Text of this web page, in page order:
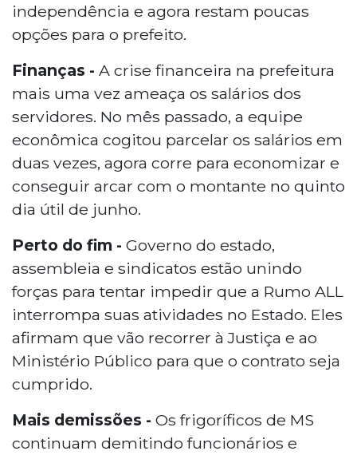
independência e agora restam poucas
opções para o prefeito.
Finanças - A crise financeira na prefeitura
mais uma vez ameaça os salários dos
servidores. No mês passado, a equipe
econômica cogitou parcelar os salários em
duas vezes, agora corre para economizar e
conseguir arcar com o montante no quinto
dia útil de junho.
Perto do fim - Governo do estado,
assembleia e sindicatos estão unindo
forças para tentar impedir que a Rumo ALL
interrompa suas atividades no Estado. Eles
afirmam que vão recorrer à Justiça e ao
Ministério Público para que o contrato seja
cumprido.
Mais demissões - Os frigoríficos de MS
continuam demitindo funcionários e